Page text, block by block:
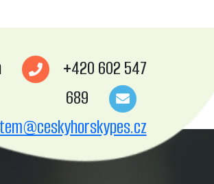
+420 602 547
689